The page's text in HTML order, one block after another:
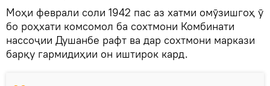
Моҳи феврали соли 1942 пас аз хатми омӯзишгоҳ ӯ
бо роҳхати комсомол ба сохтмони Комбинати
нассоҷии Душанбе рафт ва дар сохтмони маркази
барқу гармидиҳии он иштирок кард.